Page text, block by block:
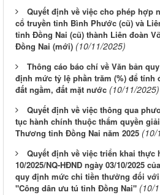
Quyết định về việc cho phép hợp
cổ truyền tỉnh Bình Phước (cũ) và
tỉnh Đồng Nai (cũ) thành Liên đoàn
Đồng Nai (mới) (10/11/2025)
Thông cáo báo chí về Văn bản
định mức tỷ lệ phần trăm (%) để tính
đất ngầm, đất mặt nước (10/11/2025)
Quyết định về việc thông qua
tục hành chính thuộc thẩm quyền
Thương tỉnh Đồng Nai năm 2025 (10/
Quyết định về việc triển khai thực
10/2025/NQ-HĐND ngày 03/10/2025
quy định mức chi tiền thưởng đối với
"Công dân ưu tú tỉnh Đồng Nai" (10/